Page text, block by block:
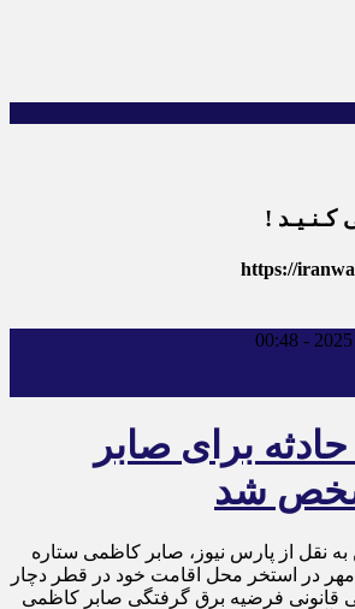
کـنـیـد !
https://
برای صابر
شد
به نقل از پارس نیوز، صابر کاظمی ستاره
جوان والیبال ایران ۲۵ مهر در استخر محل اقامت خود در قطر دچار
قانونی فرضیه برق گرفتگی صابر کاظمی